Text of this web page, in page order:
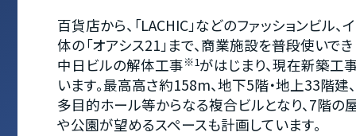
百貨店から、「LACHIC」などのファッションビル
体の「オアシス21」まで、商業施設を普段使いで
中日ビルの解体工事※1がはじまり、現在新築工
います。最高高さ約158m、地下5階・地上33階建
多目的ホール等からなる複合ビルとなり、7階
や公園が望めるスペースも計画しています。